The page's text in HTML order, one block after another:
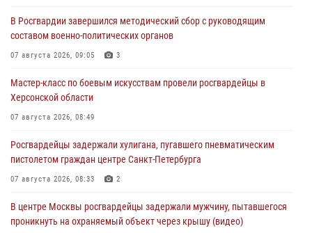
В Росгвардии завершился методический сбор с руководящим
составом военно-политических органов
07 августа 2026, 09:05 3
Мастер-класс по боевым искусствам провели росгвардейцы в
Херсонской области
07 августа 2026, 08:49
Росгвардейцы задержали хулигана, пугавшего пневматическим
пистолетом граждан центре Санкт-Петербурга
07 августа 2026, 08:33 2
В центре Москвы росгвардейцы задержали мужчину, пытавшегося
проникнуть на охраняемый объект через крышу (видео)